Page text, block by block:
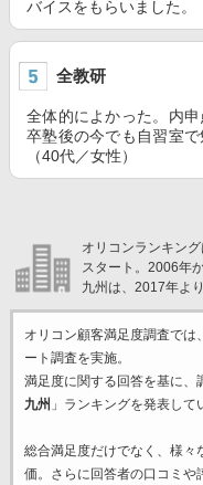
バイスをもらいました。
全教研
全体的によかった。内
卒塾後の今でも自習室
（40代／女性）
オリコンランキン
スタート。2006年
九州は、2017年よ
オリコン顧客満足度調査では
ート調査を実施。
満足度に関する回答を基に、
九州 」ランキングを発表して
総合満足度だけでなく、様々
価。さらに回答者の口コミや